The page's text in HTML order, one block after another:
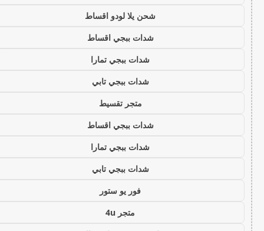
شحن يلا لودو اقساط
شدات ببجي اقساط
شدات ببجي تمارا
شدات ببجي تابي
متجر تقسيط
شدات ببجي اقساط
شدات ببجي تمارا
شدات ببجي تابي
فور يو ستور
متجر 4u